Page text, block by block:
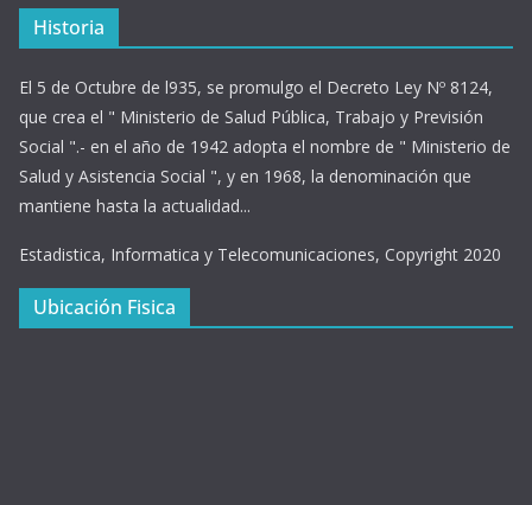
Historia
El 5 de Octubre de l935, se promulgo el Decreto Ley Nº 8124,
que crea el " Ministerio de Salud Pública, Trabajo y Previsión
Social ".- en el año de 1942 adopta el nombre de " Ministerio de
Salud y Asistencia Social ", y en 1968, la denominación que
mantiene hasta la actualidad...
Estadistica, Informatica y Telecomunicaciones, Copyright 2020
Ubicación Fisica